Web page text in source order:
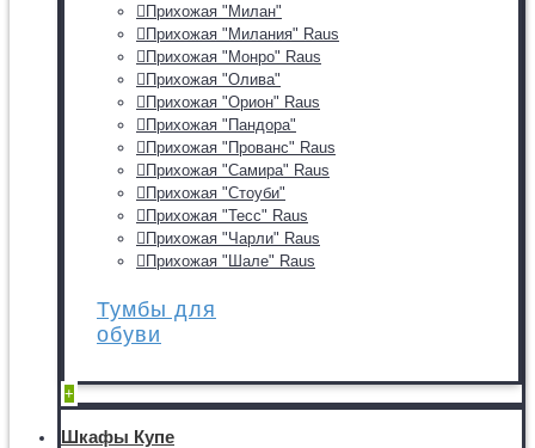
Прихожая "Милан"
Прихожая "Милания" Raus
Прихожая "Монро" Raus
Прихожая "Олива"
Прихожая "Орион" Raus
Прихожая "Пандора"
Прихожая "Прованс" Raus
Прихожая "Самира" Raus
Прихожая "Стоуби"
Прихожая "Тесс" Raus
Прихожая "Чарли" Raus
Прихожая "Шале" Raus
Тумбы для
обуви
+
Шкафы Купе